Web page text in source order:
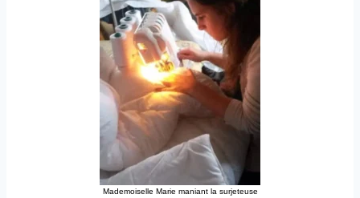
Mademoiselle Marie maniant la surjeteuse